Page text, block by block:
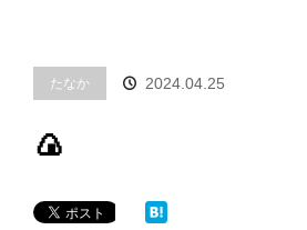
たなか 2024.04.25
🍙